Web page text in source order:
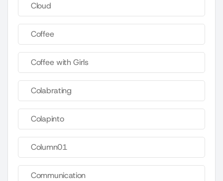
Cloud
Coffee
Coffee with Girls
Colabrating
Colapinto
Column01
Communication